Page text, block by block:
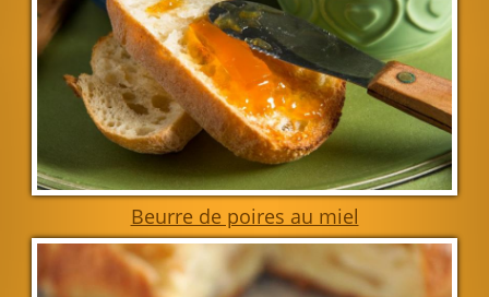
Beurre de poires au miel